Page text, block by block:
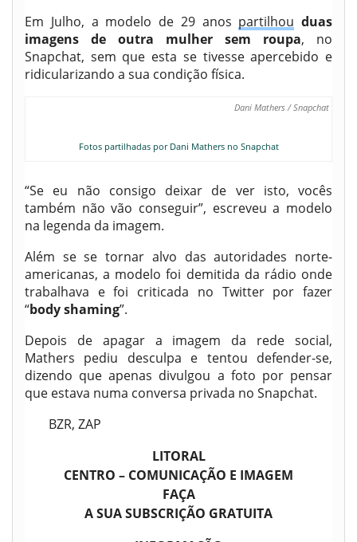
Em Julho, a modelo de 29 anos partilhou duas
imagens de outra mulher sem roupa, no
Snapchat, sem que esta se tivesse apercebido e
ridicularizando a sua condição física.
Dani Mathers / Snapchat
Fotos partilhadas por Dani Mathers no Snapchat
“Se eu não consigo deixar de ver isto, vocês
também não vão conseguir”, escreveu a modelo
na legenda da imagem.
Além se se tornar alvo das autoridades norte-
americanas, a modelo foi demitida da rádio onde
trabalhava e foi criticada no Twitter por fazer
“body shaming”.
Depois de apagar a imagem da rede social,
Mathers pediu desculpa e tentou defender-se,
dizendo que apenas divulgou a foto por pensar
que estava numa conversa privada no Snapchat.
BZR, ZAP
LITORAL
CENTRO – COMUNICAÇÃO E IMAGEM
FAÇA
A SUA SUBSCRIÇÃO GRATUITA